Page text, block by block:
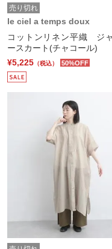
売り切れ
le ciel a temps doux
コットンリネン平織 ジ
ースカート(チャコール)
¥5,225 （税込） 50%OFF